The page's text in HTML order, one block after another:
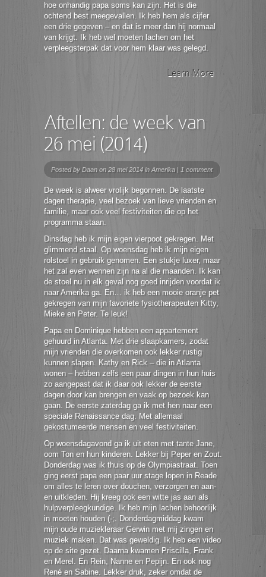
hoe onhandig papa soms kan zijn. Het is die
ochtend best meegevallen. Ik heb hem als cijfer
een drie gegeven – en dat is meer dan hij normaal
van krijgt. Ik heb wel moeten lachen om het
verpleegsterpak dat voor hem klaar was gelegd.
Learn More
Aftellen: de week van
26 mei (2014)
Posted by Daan on 28 mei 2014 in Amerika | 1 comment
De week is alweer vrolijk begonnen. De laatste
dagen therapie, veel bezoek van lieve vrienden en
familie, maar ook veel festiviteiten die op het
programma staan.
Dinsdag heb ik mijn eigen vierpoot gekregen. Met
glimmend staal. Op woensdag heb ik mijn eigen
rolstoel in gebruik genomen. Een stukje luxer, maar
het zal even wennen zijn na al die maanden. Ik kan
de stoel nu in elk geval nog goed inrijden voordat ik
naar Amerika ga. En… ik heb een mooie oranje pet
gekregen van mijn favoriete fysiotherapeuten Kitty,
Mieke en Peter. Te leuk!
Papa en Dominique hebben een appartement
gehuurd in Atlanta. Met drie slaapkamers, zodat
mijn vrienden die overkomen ook lekker rustig
kunnen slapen. Kathy en Rick – die in Atlanta
wonen – hebben zelfs een paar dingen in hun huis
zo aangepast dat ik daar ook lekker de eerste
dagen door kan brengen en vaak op bezoek kan
gaan. De eerste zaterdag ga ik met hen naar een
speciale Renaissance dag. Met allemaal
gekostumeerde mensen en veel festiviteiten.
Op woensdagavond ga ik uit eten met tante Jane,
oom Ton en hun kinderen. Lekker bij Peper en Zout.
Donderdag was ik thuis op de Olympiastraat. Toen
ging eerst papa een paar uur stage lopen in Reade
om alles te leren over douchen, verzorgen en aan-
en uitkleden. Hij kreeg ook een witte jas aan als
hulpverpleegkundige. Ik heb mijn lachen behoorlijk
in moeten houden (-;. Donderdagmiddag kwam
mijn oude muziekleraar Gerwin met mij zingen en
muziek maken. Dat was geweldig. Ik heb een video
op de site gezet. Daarna kwamen Priscilla, Frank
en Merel. En Rein, Nanne en Pepijn. En ook nog
René en Sabine. Lekker druk, zeker omdat de